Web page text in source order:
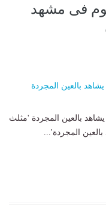
فى مشهد
بالعين المجردة 'مثلث
المجردة'...